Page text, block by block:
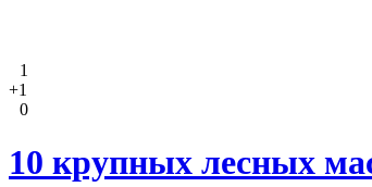
1
+1
0
10 крупных лесных